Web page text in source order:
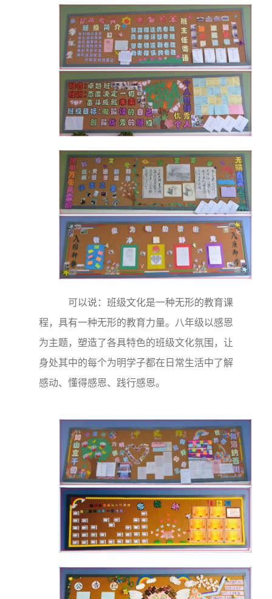
可以说：班级文化是一种无形的教育课
程，具有一种无形的教育力量。八年级以感恩
为主题，塑造了各具特色的班级文化氛围，让
身处其中的每个为明学子都在日常生活中了解
感动、懂得感恩、践行感恩。